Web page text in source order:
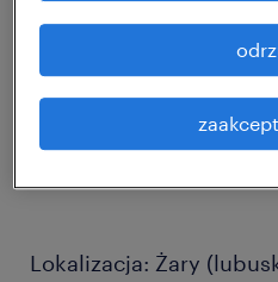
warunki, które pozwolą
wykorzystać Twój
Lokalizacja: Żary